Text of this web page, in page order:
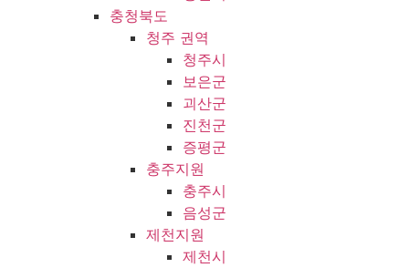
충청북도
청주 권역
청주시
보은군
괴산군
진천군
증평군
충주지원
충주시
음성군
제천지원
제천시